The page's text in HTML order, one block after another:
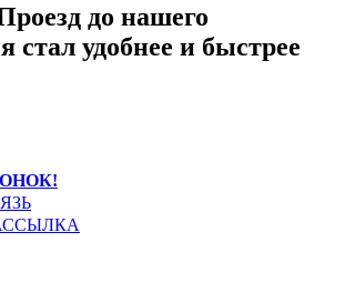
до нашего
стал удобнее и быстрее